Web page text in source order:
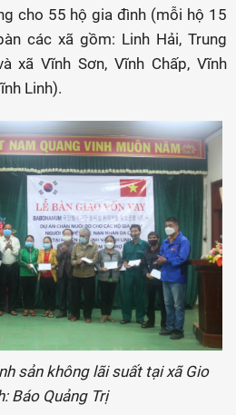
cho 55 hộ gia đình (mỗi hộ 15
các xã gồm: Linh Hải, Trung
xã Vĩnh Sơn, Vĩnh Chấp, Vĩnh
Linh).
sản không lãi suất tại xã Gio
Báo Quảng Trị